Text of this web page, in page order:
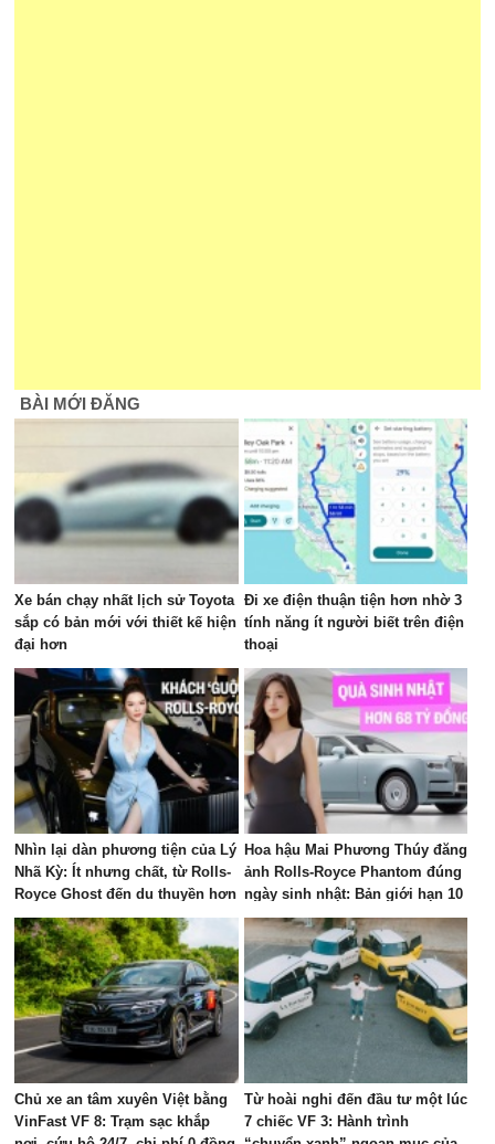
BÀI MỚI ĐĂNG
Xe bán chạy nhất lịch sử Toyota
sắp có bản mới với thiết kế hiện
đại hơn
Đi xe điện thuận tiện hơn nhờ 3
tính năng ít người biết trên điện
thoại
Nhìn lại dàn phương tiện của Lý
Nhã Kỳ: Ít nhưng chất, từ Rolls-
Royce Ghost đến du thuyền hơn
100 tỷ đồng
Hoa hậu Mai Phương Thúy đăng
ảnh Rolls-Royce Phantom đúng
ngày sinh nhật: Bản giới hạn 10
chiếc toàn cầu, giá quy đổi gần
68 tỷ đồng
Chủ xe an tâm xuyên Việt bằng
VinFast VF 8: Trạm sạc khắp
Từ hoài nghi đến đầu tư một lúc
7 chiếc VF 3: Hành trình